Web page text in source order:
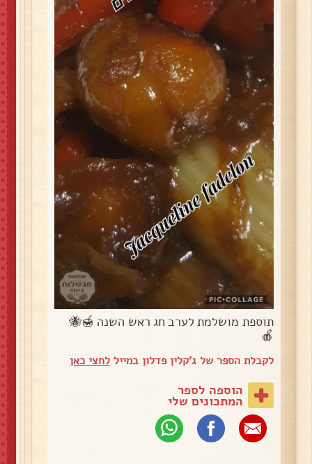
תוספת מושלמת לערב חג ראש השנה 🍯🐝
🍎
לקבלת הספר של ג'קלין פדלון במייללחצי כאן
הוספה לספר
המתכונים שלי